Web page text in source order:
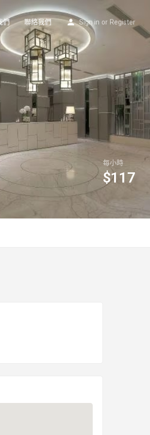
們 聯絡我們 Sign in or Register
每小時
$117